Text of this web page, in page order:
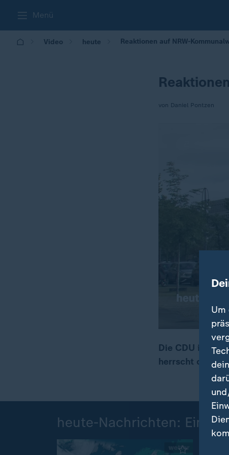
Menü
Video heute Reaktionen auf NRW-
von Daniel Pontzen
00:17 01:48
Die CDU ist bei
herrscht das
heute-Nachrichten:
Um